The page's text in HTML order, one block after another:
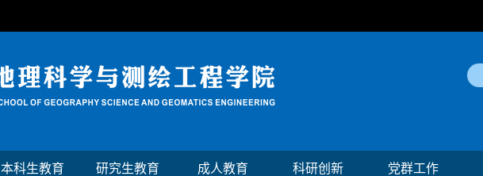
本科生教育 研究生教育 成人教育 科研创新 党群工作